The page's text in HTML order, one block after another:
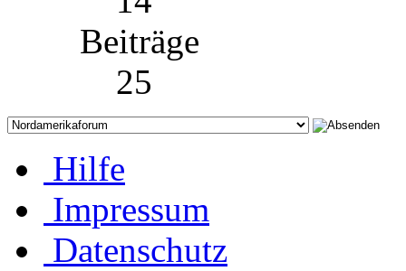
Beiträge
25
Hilfe
Impressum
Datenschutz